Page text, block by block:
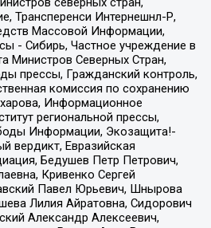
Трансперенси Интернешнл-Р,
Массовой Информации,
- Сибирь, Частное учреждение в
Министров Северных Стран,
прессы, Гражданский контроль,
комиссия по сохранению
Информационное
региональной прессы,
Информации, Экозащита!-
вердикт, Евразийская
Бедушев Петр Петрович,
Кривенко Сергей
Павел Юрьевич, Шнырова
Лилия Айратовна, Сидорович
Александр Алексеевич,